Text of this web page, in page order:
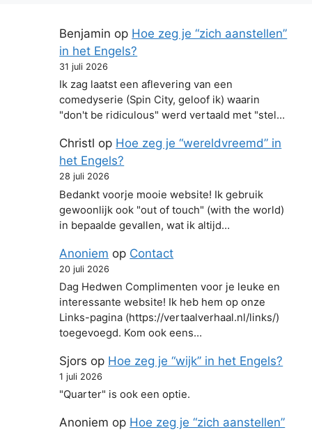
Benjamin op Hoe zeg je “zich aanstellen”
in het Engels?
31 juli 2026
Ik zag laatst een aflevering van een
comedyserie (Spin City, geloof ik) waarin
"don't be ridiculous" werd vertaald met "stel…
Christl op Hoe zeg je “wereldvreemd” in
het Engels?
28 juli 2026
Bedankt voorje mooie website! Ik gebruik
gewoonlijk ook "out of touch" (with the world)
in bepaalde gevallen, wat ik altijd…
Anoniem op Contact
20 juli 2026
Dag Hedwen Complimenten voor je leuke en
interessante website! Ik heb hem op onze
Links-pagina (https://vertaalverhaal.nl/links/)
toegevoegd. Kom ook eens…
Sjors op Hoe zeg je “wijk” in het Engels?
1 juli 2026
"Quarter" is ook een optie.
Anoniem op Hoe zeg je “zich aanstellen”